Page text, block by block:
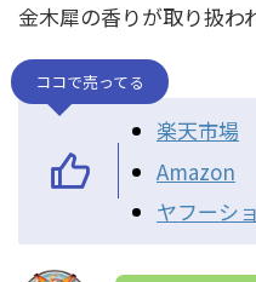
金木犀の香りが取り扱わ
ココで売ってる
楽天市場
Amazon
ヤフーシ